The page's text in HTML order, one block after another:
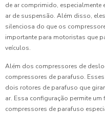
de ar comprimido,
ar de suspensão. Além disso,
silenciosa do que os
importante para motoristas que
veículos.
Além dos compressores de
compressores de parafuso.
dois rotores de parafuso que
ar. Essa configuração permite
compressores de parafuso